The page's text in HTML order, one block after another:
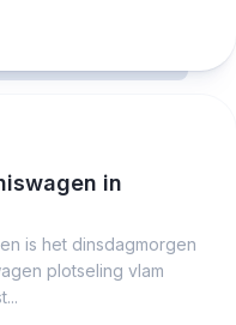
in
is het dinsdagmorgen
plotseling vlam